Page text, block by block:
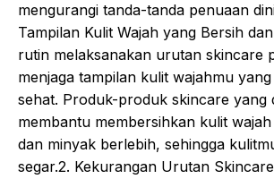
mengurangi tanda-tanda penuaan
Tampilan Kulit Wajah yang Bersih
rutin melaksanakan urutan skincare
menjaga tampilan kulit wajahmu
sehat. Produk-produk skincare yang
membantu membersihkan kulit
dan minyak berlebih, sehingga
segar.2. Kekurangan Urutan